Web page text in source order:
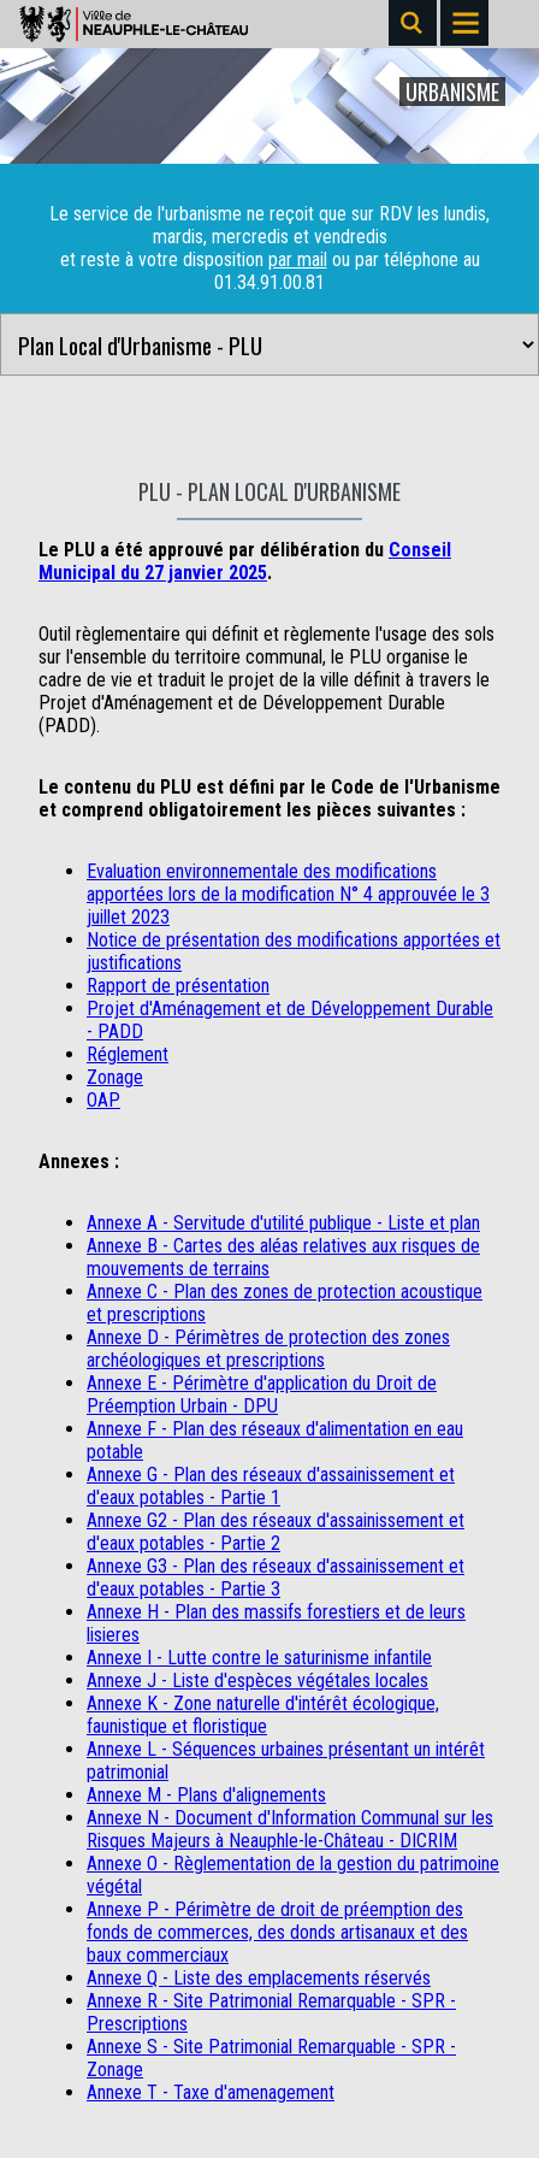
URBANISME
Le service de l'urbanisme ne reçoit que sur RDV les lundis,
mardis, mercredis et vendredis
et reste à votre disposition par mailou par téléphone au
01.34.91.00.81
PLU - PLAN LOCAL D'URBANISME
Le PLU a été approuvé par délibération du Conseil
Municipal du 27 janvier 2025.
Outil règlementaire qui définit et règlemente l'usage des sols
sur l'ensemble du territoire communal, le PLU organise le
cadre de vie et traduit le projet de la ville définit à travers le
Projet d'Aménagement et de Développement Durable
(PADD).
Le contenu du PLU est défini par le Code de l'Urbanisme
et comprend obligatoirement les pièces suivantes :
Evaluation environnementale des modifications
apportées lors de la modification N° 4 approuvée le 3
juillet 2023
Notice de présentation des modifications apportées et
justifications
Rapport de présentation
Projet d'Aménagement et de Développement Durable
- PADD
Réglement
Zonage
OAP
Annexes :
Annexe A - Servitude d'utilité publique - Liste et plan
Annexe B - Cartes des aléas relatives aux risques de
mouvements de terrains
Annexe C - Plan des zones de protection acoustique
et prescriptions
Annexe D - Périmètres de protection des zones
archéologiques et prescriptions
Annexe E - Périmètre d'application du Droit de
Préemption Urbain - DPU
Annexe F - Plan des réseaux d'alimentation en eau
potable
Annexe G - Plan des réseaux d'assainissement et
d'eaux potables - Partie 1
Annexe G2 - Plan des réseaux d'assainissement et
d'eaux potables - Partie 2
Annexe G3 - Plan des réseaux d'assainissement et
d'eaux potables - Partie 3
Annexe H - Plan des massifs forestiers et de leurs
lisieres
Annexe I - Lutte contre le saturinisme infantile
Annexe J - Liste d'espèces végétales locales
Annexe K - Zone naturelle d'intérêt écologique,
faunistique et floristique
Annexe L - Séquences urbaines présentant un intérêt
patrimonial
Annexe M - Plans d'alignements
Annexe N - Document d'Information Communal sur les
Risques Majeurs à Neauphle-le-Château - DICRIM
Annexe O - Règlementation de la gestion du patrimoine
végétal
Annexe P - Périmètre de droit de préemption des
fonds de commerces, des donds artisanaux et des
baux commerciaux
Annexe Q - Liste des emplacements réservés
Annexe R - Site Patrimonial Remarquable - SPR -
Prescriptions
Annexe S - Site Patrimonial Remarquable - SPR -
Zonage
Annexe T - Taxe d'amenagement